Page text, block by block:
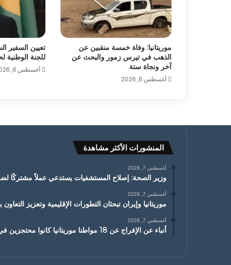
موريتانيا: وفاة خمسة منقبين عن
الذهب في تيرس زمور والبحث عن
آخر ونجاة ستة
أغسطس 6, 2026
تعيين السفير
للجنة الوطنية
أغسطس 6, 2026
المنشورات الأكثر مشاهدة
أغسطس 7, 2026
وزير الصحة: إصلاح المستشفيات يستدعي عملاً مشتركًا
أغسطس 7, 2026
موريتانيا وإيران تبحثان التطورات الإقليمية وتعزيز التعاون
أغسطس 7, 2026
أنباء عن الإفراج عن 18 مواطنا موريتانيا كانوا محتجزين في مالي من أصل 20 مواطنا